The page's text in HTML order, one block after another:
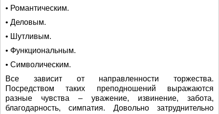
• Романтическим.
• Деловым.
• Шутливым.
• Функциональным.
• Символическим.
Все зависит от направленности торжества.
Посредством таких преподношений выражаются
разные чувства – уважение, извинение, забота,
благодарность, симпатия. Довольно затруднительно